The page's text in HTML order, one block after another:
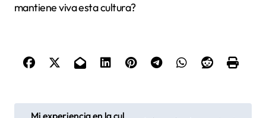
mantiene viva esta cultura?